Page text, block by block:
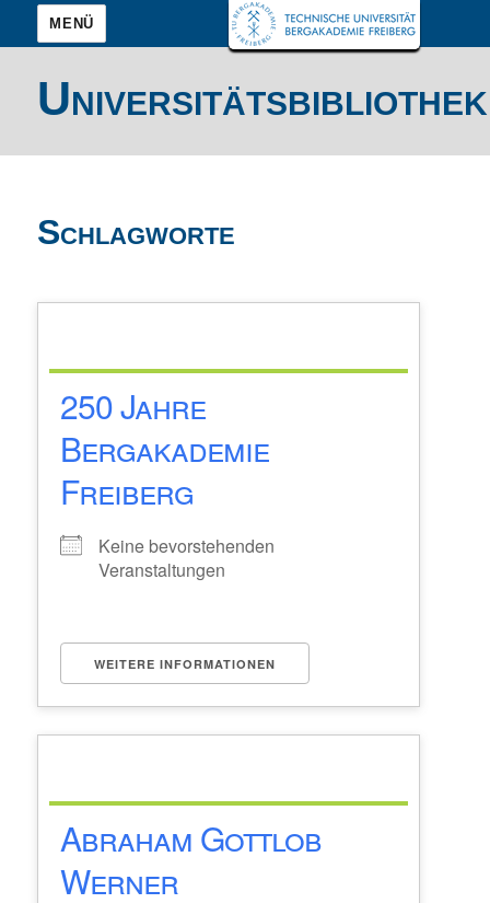
MENÜ
Universitätsbibliothek
Schlagworte
250 Jahre
Bergakademie
Freiberg
Keine bevorstehenden
Veranstaltungen
WEITERE INFORMATIONEN
Abraham Gottlob
Werner